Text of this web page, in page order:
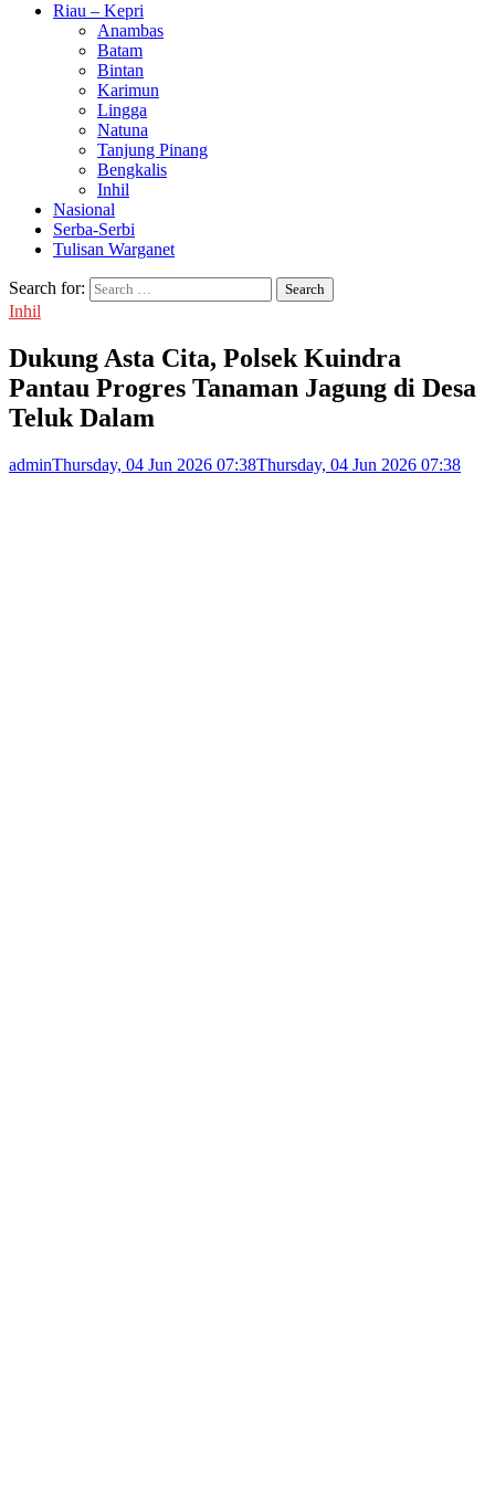
Riau – Kepri
Anambas
Batam
Bintan
Karimun
Lingga
Natuna
Tanjung Pinang
Bengkalis
Inhil
Nasional
Serba-Serbi
Tulisan Warganet
Search for:
Inhil
Dukung Asta Cita, Polsek Kuindra
Pantau Progres Tanaman Jagung di Desa
Teluk Dalam
adminThursday, 04 Jun 2026 07:38Thursday, 04 Jun 2026 07:38